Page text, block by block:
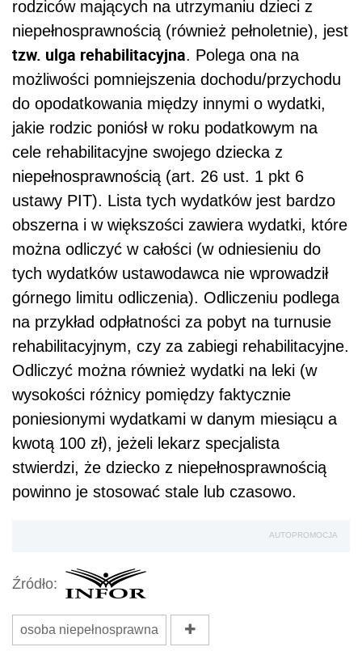
rodziców mających na utrzymaniu dzieci z
niepełnosprawnością (również pełnoletnie), jest
tzw. ulga rehabilitacyjna. Polega ona na
możliwości pomniejszenia dochodu/przychodu
do opodatkowania między innymi o wydatki,
jakie rodzic poniósł w roku podatkowym na
cele rehabilitacyjne swojego dziecka z
niepełnosprawnością (art. 26 ust. 1 pkt 6
ustawy PIT). Lista tych wydatków jest bardzo
obszerna i w większości zawiera wydatki, które
można odliczyć w całości (w odniesieniu do
tych wydatków ustawodawca nie wprowadził
górnego limitu odliczenia). Odliczeniu podlega
na przykład odpłatności za pobyt na turnusie
rehabilitacyjnym, czy za zabiegi rehabilitacyjne.
Odliczyć można również wydatki na leki (w
wysokości różnicy pomiędzy faktycznie
poniesionymi wydatkami w danym miesiącu a
kwotą 100 zł), jeżeli lekarz specjalista
stwierdzi, że dziecko z niepełnosprawnością
powinno je stosować stale lub czasowo.
AUTOPROMOCJA
Źródło:
osoba niepełnosprawna